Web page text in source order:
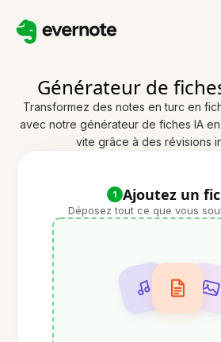
Générateur de
Transformez des notes en turc en
avec notre générateur de fiches IA
vite grâce à des révisions
1 Ajoutez un
Déposez tout ce que vous